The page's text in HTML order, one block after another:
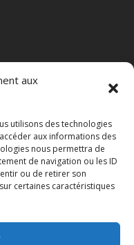
aux
utilisons des technologies
aux informations des
nous permettra de
de navigation ou les ID
ou de retirer son
certaines caractéristiques